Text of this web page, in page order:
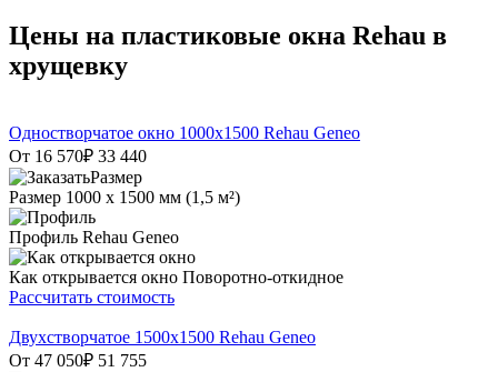
Цены на пластиковые окна Rehau в
хрущевку
Одностворчатое окно 1000х1500 Rehau Geneo
От 16 570₽ 33 440
Размер 1000 х 1500 мм (1,5 м²)
Профиль Rehau Geneo
Как открывается окно Поворотно-откидное
Рассчитать стоимость
Двухстворчатое 1500x1500 Rehau Geneo
От 47 050₽ 51 755